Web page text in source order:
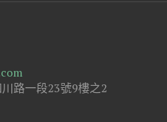
路一段23號9樓之2